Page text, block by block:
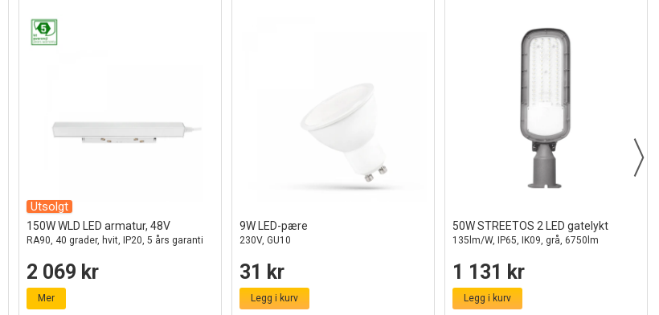
Utsolgt
150W WLD LED armatur, 48V
RA90, 40 grader, hvit, IP20, 5 års garanti
2 069 kr
Mer
9W LED-pære
230V, GU10
31 kr
Legg i kurv
50W STREETOS 2 LED gatelykt
135lm/W, IP65, IK09, grå, 6750lm
1 131 kr
Legg i kurv